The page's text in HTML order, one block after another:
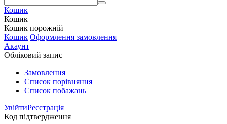
Кошик
Кошик
Кошик порожній
Кошик Оформлення замовлення
Акаунт
Обліковий запис
Замовлення
Cписок порівняння
Список побажань
УвійтиРеєстрація
Код підтвердження